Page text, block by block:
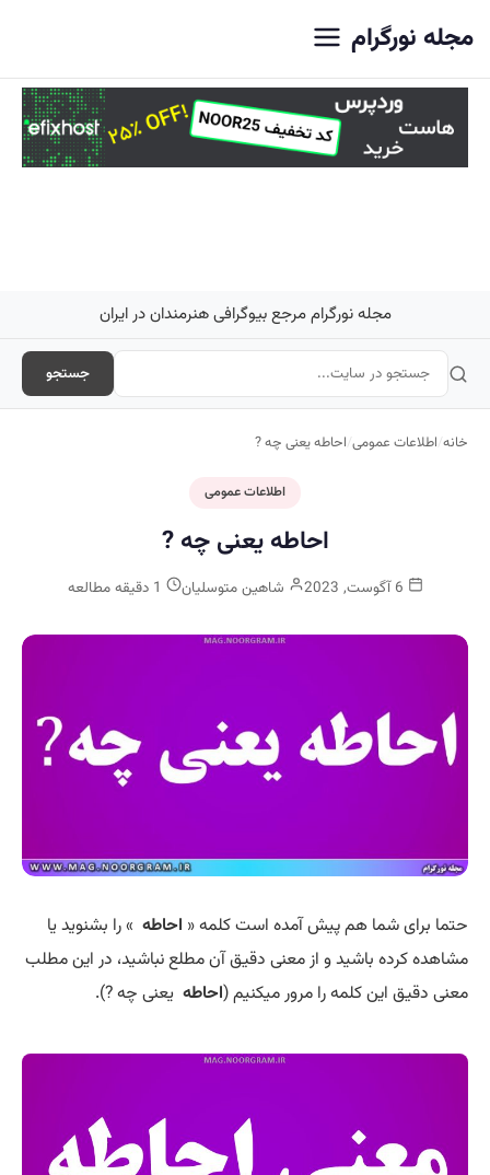
مجله نورگرام
مجله نورگرام مرجع بیوگرافی هنرمندان در ایران
جستجو
خانه/اطلاعات عمومی/احاطه یعنی چه ?
اطلاعات عمومی
احاطه یعنی چه ?
شاهین متوسلیان
حتما برای شما هم پیش آمده است کلمه « احاطه » را بشنوید یا
مشاهده کرده باشید و از معنی دقیق آن مطلع نباشید، در این مطلب
معنی دقیق این کلمه را مرور میکنیم (احاطه یعنی چه ?).